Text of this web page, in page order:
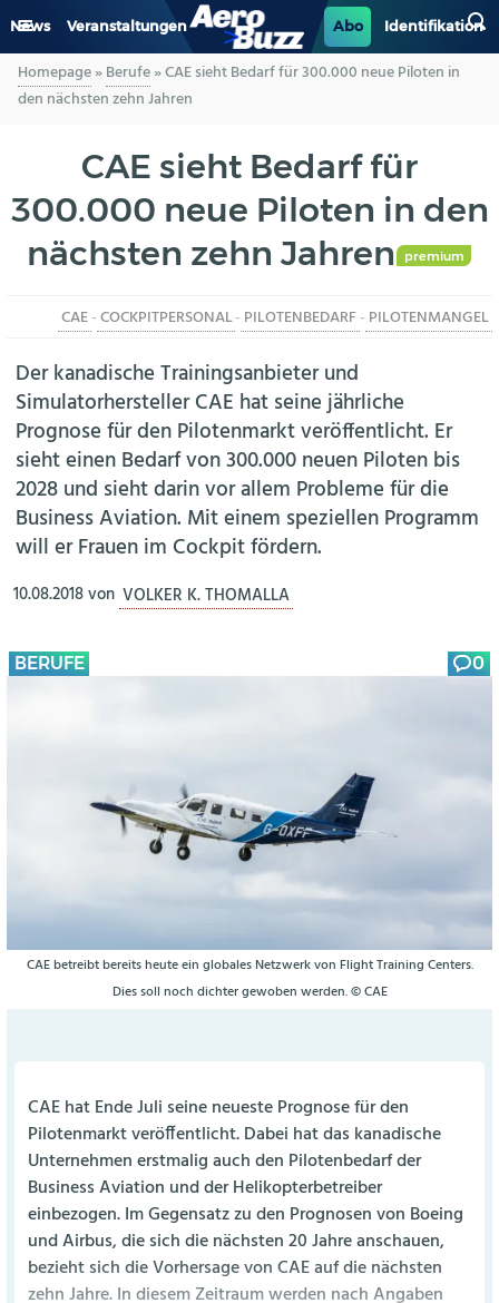
News Veranstaltungen Abo Identifikation
GENERAL AVIATION
LUFTVERKEHR
MILITÄR
INDUSTRIE
HELIKOPTER
BERUFE
AERO-KULTUR
Homepage»Berufe»CAE sieht Bedarf für 300.000 neue Piloten in
den nächsten zehn Jahren
CAE sieht Bedarf für
300.000 neue Piloten in den
nächsten zehn Jahren
premium
CAE-COCKPITPERSONAL- PILOTENBEDARF- PILOTENMANGEL
Der kanadische Trainingsanbieter und
Simulatorhersteller CAE hat seine jährliche
Prognose für den Pilotenmarkt veröffentlicht. Er
sieht einen Bedarf von 300.000 neuen Piloten bis
2028 und sieht darin vor allem Probleme für die
Business Aviation. Mit einem speziellen Programm
will er Frauen im Cockpit fördern.
10.08.2018von VOLKER K. THOMALLA
BERUFE 0
CAE betreibt bereits heute ein globales Netzwerk von Flight Training Centers.
Dies soll noch dichter gewoben werden. © CAE
CAE hat Ende Juli seine neueste Prognose für den
Pilotenmarkt veröffentlicht. Dabei hat das kanadische
Unternehmen erstmalig auch den Pilotenbedarf der
Business Aviation und der Helikopterbetreiber
einbezogen. Im Gegensatz zu den Prognosen von Boeing
und Airbus, die sich die nächsten 20 Jahre anschauen,
bezieht sich die Vorhersage von CAE auf die nächsten
zehn Jahre. In diesem Zeitraum werden nach Angaben